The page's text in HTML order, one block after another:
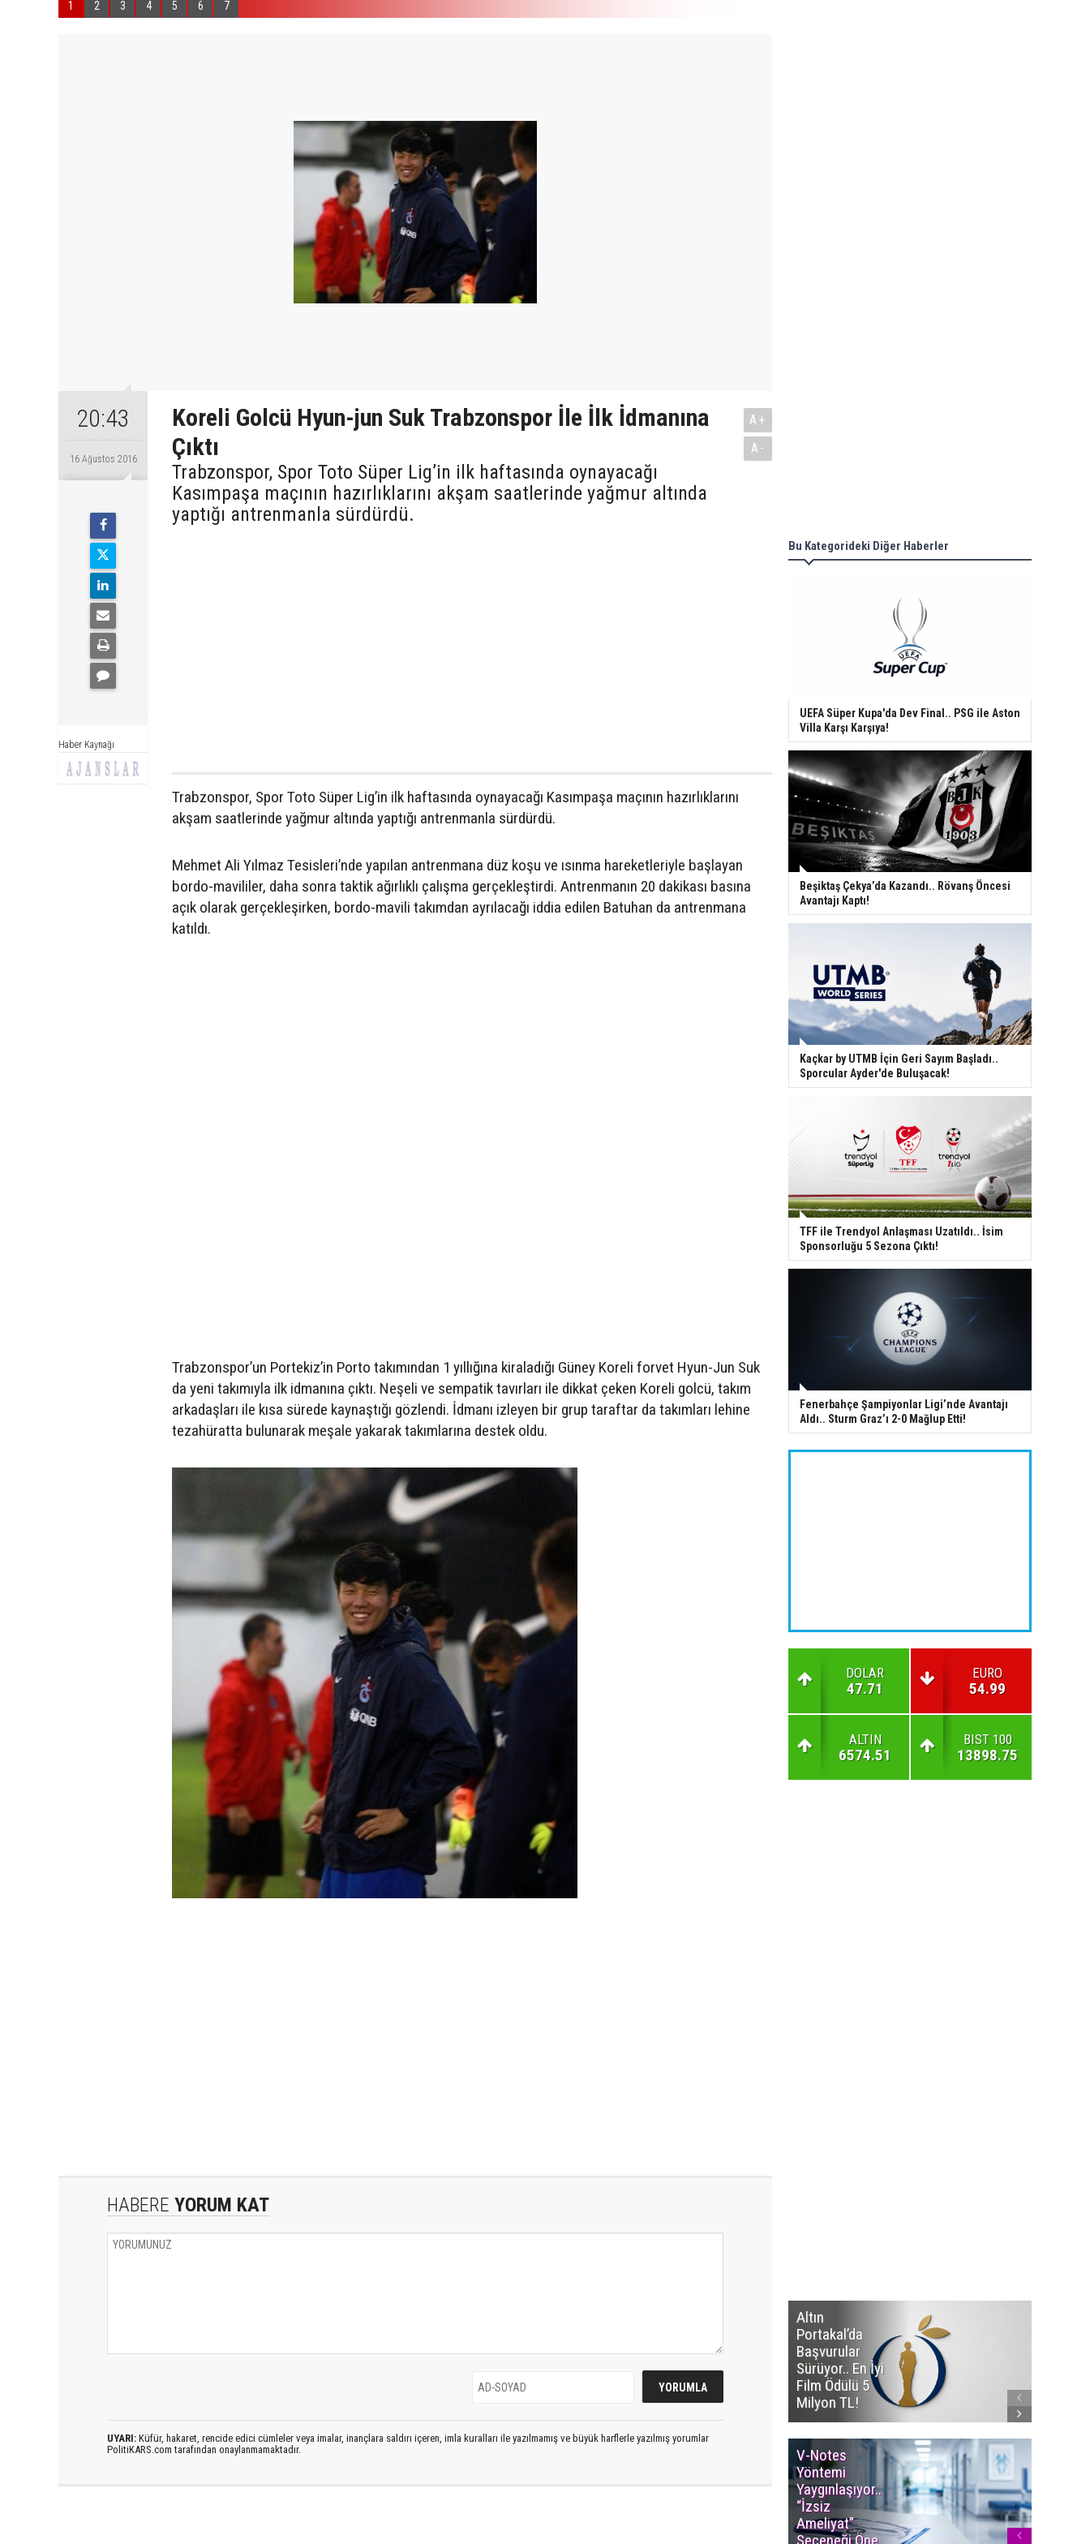
1 2 3 4 5 6 7
20:43
16 Ağustos 2016
Haber Kaynağı
Koreli Golcü Hyun-jun Suk Trabzonspor İle İlk İdmanına
Çıktı
Trabzonspor, Spor Toto Süper Lig’in ilk haftasında oynayacağı
Kasımpaşa maçının hazırlıklarını akşam saatlerinde yağmur altında
yaptığı antrenmanla sürdürdü.
A+
A-
Trabzonspor, Spor Toto Süper Lig’in ilk haftasında oynayacağı Kasımpaşa maçının hazırlıklarını
akşam saatlerinde yağmur altında yaptığı antrenmanla sürdürdü.
Mehmet Ali Yılmaz Tesisleri’nde yapılan antrenmana düz koşu ve ısınma hareketleriyle başlayan
bordo-mavililer, daha sonra taktik ağırlıklı çalışma gerçekleştirdi. Antrenmanın 20 dakikası basına
açık olarak gerçekleşirken, bordo-mavili takımdan ayrılacağı iddia edilen Batuhan da antrenmana
katıldı.
Trabzonspor’un Portekiz’in Porto takımından 1 yıllığına kiraladığı Güney Koreli forvet Hyun-Jun Suk
da yeni takımıyla ilk idmanına çıktı. Neşeli ve sempatik tavırları ile dikkat çeken Koreli golcü, takım
arkadaşları ile kısa sürede kaynaştığı gözlendi. İdmanı izleyen bir grup taraftar da takımları lehine
tezahüratta bulunarak meşale yakarak takımlarına destek oldu.
HABERE YORUM KAT
UYARI: Küfür, hakaret, rencide edici cümleler veya imalar, inançlara saldırı içeren, imla kuralları ile yazılmamış ve büyük harflerle yazılmış yorumlar
PolitiKARS.com tarafından onaylanmamaktadır.
Bu Kategorideki Diğer Haberler
UEFA Süper Kupa'da Dev Final.. PSG ile Aston
Villa Karşı Karşıya!
Beşiktaş Çekya’da Kazandı.. Rövanş Öncesi
Avantajı Kaptı!
Kaçkar by UTMB İçin Geri Sayım Başladı..
Sporcular Ayder'de Buluşacak!
TFF ile Trendyol Anlaşması Uzatıldı.. İsim
Sponsorluğu 5 Sezona Çıktı!
Fenerbahçe Şampiyonlar Ligi’nde Avantajı
Aldı.. Sturm Graz’ı 2-0 Mağlup Etti!
DOLAR
47.71
EURO
54.99
ALTIN
6574.51
BIST 100
13898.75
Altın
Portakal’da
Başvurular
Sürüyor.. En İyi
Film Ödülü 5
Milyon TL!
V-Notes
Yöntemi
Yaygınlaşıyor..
“İzsiz
Ameliyat”